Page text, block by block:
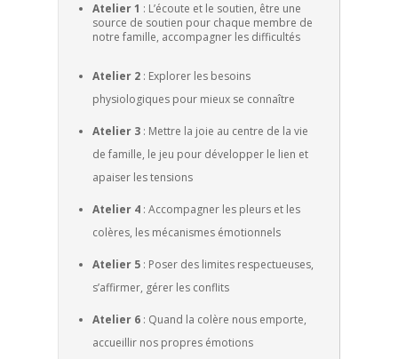
Atelier 1 : L’écoute et le soutien, être une
source de soutien pour chaque membre de
notre famille, accompagner les difficultés
Atelier 2: Explorer les besoins
physiologiques pour mieux se connaître
Atelier 3: Mettre la joie au centre de la vie
de famille, le jeu pour développer le lien et
apaiser les tensions
Atelier 4: Accompagner les pleurs et les
colères, les mécanismes émotionnels
Atelier 5: Poser des limites respectueuses,
s’affirmer, gérer les conflits
Atelier 6: Quand la colère nous emporte,
accueillir nos propres émotions